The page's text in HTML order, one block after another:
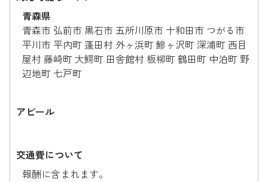
青森県
青森市 弘前市 黒石市 五所川原市 十和田市 つがる市
平川市 平内町 蓬田村 外ヶ浜町 鰺ヶ沢町 深浦町 西目
屋村 藤崎町 大鰐町 田舎館村 板柳町 鶴田町 中泊町 野
辺地町 七戸町
アピール
交通費について
報酬に含まれます。